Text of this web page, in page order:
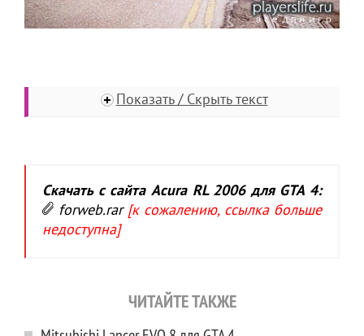
Показать / Скрыть текст
Скачать с сайта Acura RL 2006 для GTA 4:
forweb.rar [к сожалению, ссылка больше
недоступна]
ЧИТАЙТЕ ТАКЖЕ